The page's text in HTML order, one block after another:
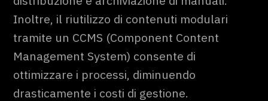
Inoltre, il riutilizzo di contenuti modulari
tramite un CCMS (Component Content
Management System) consente di
ottimizzare i processi, diminuendo
drasticamente i costi di gestione.